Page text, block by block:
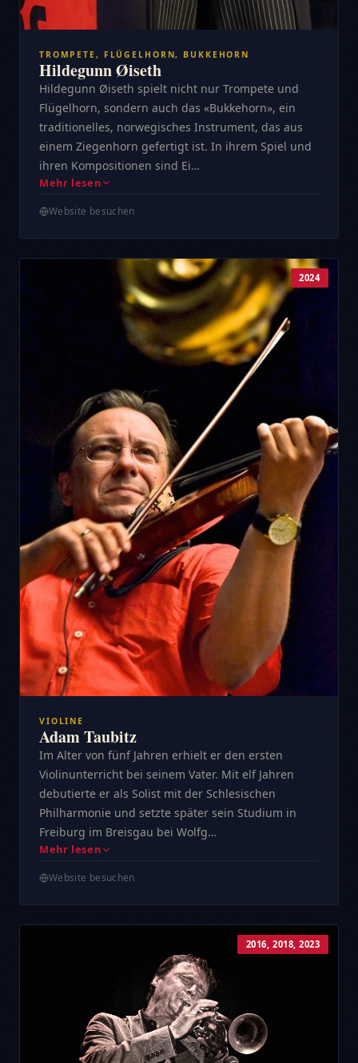
TROMPETE, FLÜGELHORN, BUKKEHORN
Hildegunn Øiseth
Hildegunn Øiseth spielt nicht nur Trompete und
Flügelhorn, sondern auch das «Bukkehorn», ein
traditionelles, norwegisches Instrument, das aus
einem Ziegenhorn gefertigt ist. In ihrem Spiel und
ihren Kompositionen sind Ei…
Mehr lesen
Website besuchen
2024
VIOLINE
Adam Taubitz
Im Alter von fünf Jahren erhielt er den ersten
Violinunterricht bei seinem Vater. Mit elf Jahren
debutierte er als Solist mit der Schlesischen
Philharmonie und setzte später sein Studium in
Freiburg im Breisgau bei Wolfg…
Mehr lesen
Website besuchen
2016, 2018, 2023